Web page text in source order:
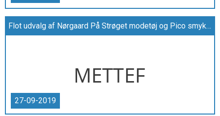
Flot udvalg af Nørgaard På Strøget modetøj og Pico smykker hos Mette F
27-09-2019